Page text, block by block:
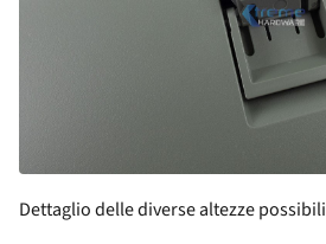
Dettaglio delle diverse altezze possibili